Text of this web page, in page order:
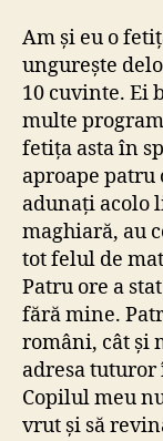
Am și eu o
ungurește
10 cuvinte. Ei
multe
fetița asta în
aproape
adunați acolo
maghiară, au
tot felul de
Patru ore a
fără mine.
români, cât și
adresa tuturor
Copilul meu
vrut și să